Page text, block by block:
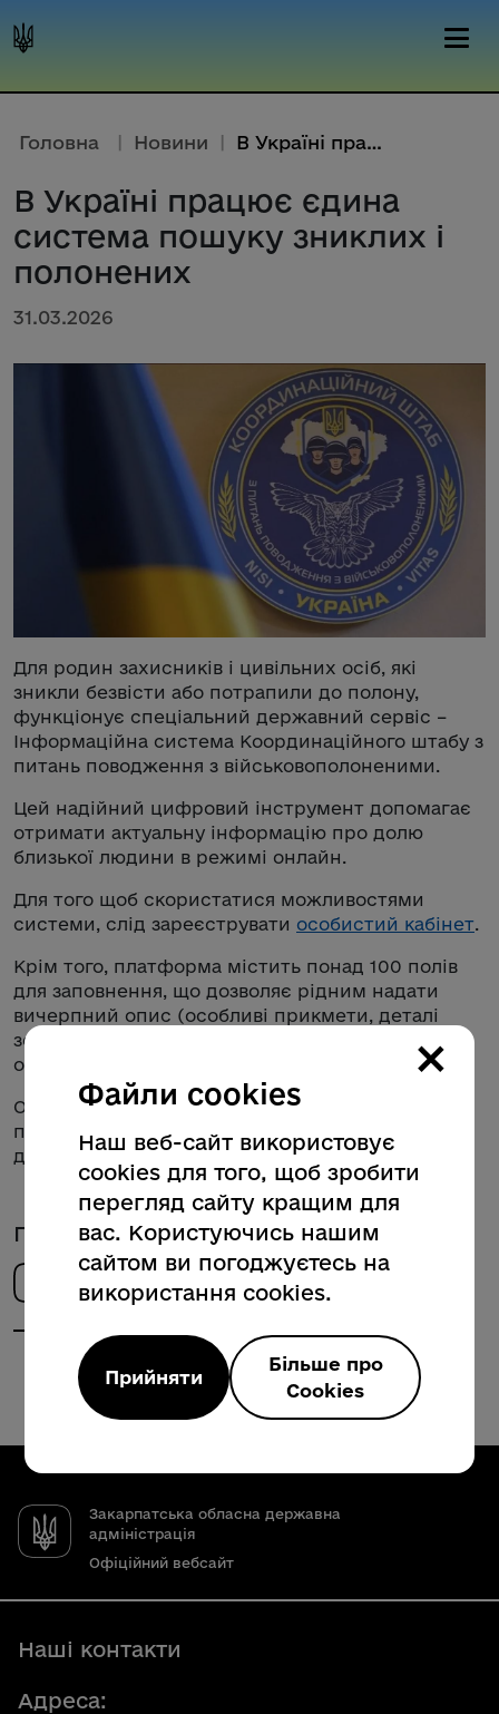
Головна | Новини | В Україні працює єдина система...
В Україні працює єдина
система пошуку зниклих і
полонених
31.03.2026
Для родин захисників і цивільних осіб, які
зникли безвісти або потрапили до полону,
функціонує спеціальний державний сервіс –
Інформаційна система Координаційного штабу з
питань поводження з військовополоненими.
Цей надійний цифровий інструмент допомагає
отримати актуальну інформацію про долю
близької людини в режимі онлайн.
Для того щоб скористатися можливостями
системи, слід зареєструвати особистий кабінет
Крім того, платформа містить понад 100 полів
для заповнення, що дозволяє рідним надати
вичерпний опис (особливі прикмети, деталі
зовнішності), який допоможе ідентифікувати
особу під час пошукових заходів.
Офіційний сайт Координаційного штабу з
питань поводження з військовополоненими
доступний запосиланням.
Поділитись новиною
Закарпатська обласна державна
адміністрація
Офіційний вебсайт
Наші контакти
Адреса:
×
Файли cookies
Наш веб-сайт використовує
cookies для того, щоб зробити
перегляд сайту кращим для
вас. Користуючись нашим
сайтом ви погоджуєтесь на
використання cookies.
Прийняти
Більше про
Cookies